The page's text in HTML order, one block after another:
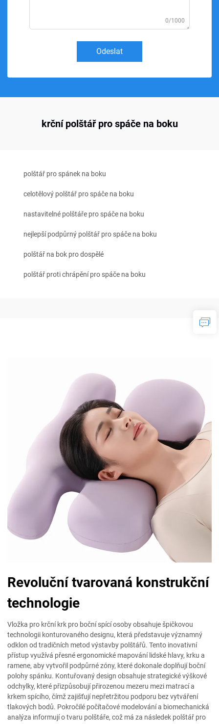
0/1000
Odeslat
krční polštář pro spáče na boku
polštář pro spánek na boku
celotělový polštář pro spáče na boku
nastavitelné polštáře pro spáče na boku
nejlepší podpůrný polštář pro spáče na boku
polštář na bok pro dospělé
polštář proti chrápění pro spáče na boku
Revoluční tvarovaná konstrukční
technologie
Vložka pro krční krk pro boční spící osoby obsahuje špičkovou
technologii konturovaného designu, která představuje významný
odklon od tradičních metod výstavby polštářů. Tento inovativní
přístup využívá přesné ergonomické mapování lidské hlavy, krku a
ramene, aby vytvořil podpůrné zóny, které dokonale doplňují boční
polohy spánku. Kontuřovaný design obsahuje strategické výškové
odchylky, které přizpůsobují přirozenou mezeru mezi matrací a
krkem spícího, čímž zajišťují nepřetržitou podporu bez vytváření
tlakových bodů. Pokročilé počítačové modelování a biomechanická
analýza informují o tvaru polštáře, což má za následek polštář pro